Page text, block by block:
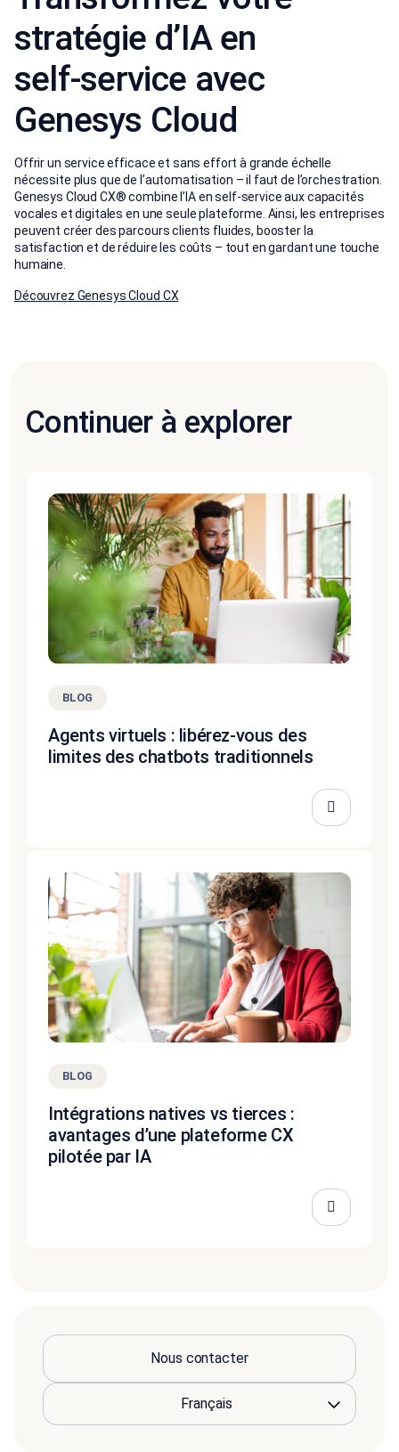
stratégie d’IA en
self‑service avec
Genesys Cloud
Offrir un service efficace et sans effort à grande échelle
nécessite plus que de l’automatisation – il faut de l’orchestration.
Genesys Cloud CX® combine l’IA en self-service aux capacités
vocales et digitales en une seule plateforme. Ainsi, les entreprises
peuvent créer des parcours clients fluides, booster la
satisfaction et de réduire les coûts – tout en gardant une touche
humaine.
Découvrez Genesys Cloud CX
Continuer à explorer
BLOG
Agents virtuels : libérez-vous des
limites des chatbots traditionnels
BLOG
Intégrations natives vs tierces :
avantages d’une plateforme CX
pilotée par IA
Nous contacter